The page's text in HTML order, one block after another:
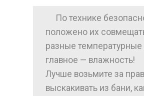
По технике
положено их
разные
главное — влажность!
Лучше возьмите за
выскакивать из бани,